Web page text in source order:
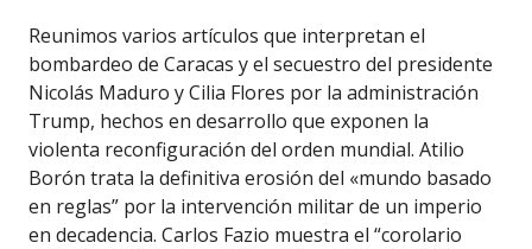
Reunimos varios artículos que interpretan el
bombardeo de Caracas y el secuestro del presidente
Nicolás Maduro y Cilia Flores por la administración
Trump, hechos en desarrollo que exponen la
violenta reconfiguración del orden mundial. Atilio
Borón trata la definitiva erosión del «mundo basado
en reglas” por la intervención militar de un imperio
en decadencia. Carlos Fazio muestra el “corolario